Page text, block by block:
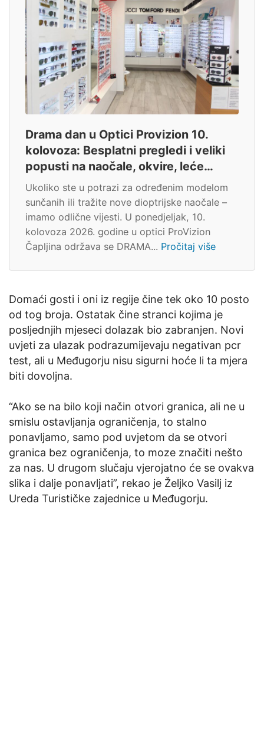
Drama dan u Optici Provizion 10.
kolovoza: Besplatni pregledi i veliki
popusti na naočale, okvire, leće…
Ukoliko ste u potrazi za određenim modelom
sunčanih ili tražite nove dioptrijske naočale –
imamo odlične vijesti. U ponedjeljak, 10.
kolovoza 2026. godine u optici ProVizion
Čapljina održava se DRAMA... Pročitaj više
Domaći gosti i oni iz regije čine tek oko 10 posto
od tog broja. Ostatak čine stranci kojima je
posljednjih mjeseci dolazak bio zabranjen. Novi
uvjeti za ulazak podrazumijevaju negativan pcr
test, ali u Međugorju nisu sigurni hoće li ta mjera
biti dovoljna.
“Ako se na bilo koji način otvori granica, ali ne u
smislu ostavljanja ograničenja, to stalno
ponavljamo, samo pod uvjetom da se otvori
granica bez ograničenja, to moze značiti nešto
za nas. U drugom slučaju vjerojatno će se ovakva
slika i dalje ponavljati”, rekao je Željko Vasilj iz
Ureda Turističke zajednice u Međugorju.